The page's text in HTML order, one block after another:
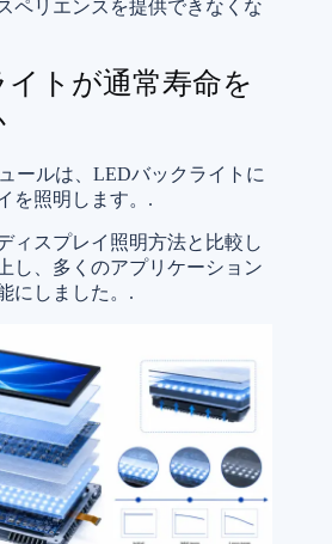
ペリエンスを提供できなくな
トが通常寿命を
ールは、LEDバックライトに
を照明します。.
ィスプレイ照明方法と比較し
し、多くのアプリケーション
にしました。.